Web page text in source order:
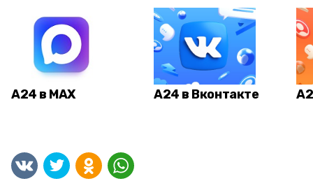
А24 в MAX А24 в Вконтакте